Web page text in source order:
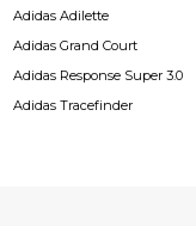
Adidas Adilette
Adidas Grand Court
Adidas Response Super 3.0
Adidas Tracefinder